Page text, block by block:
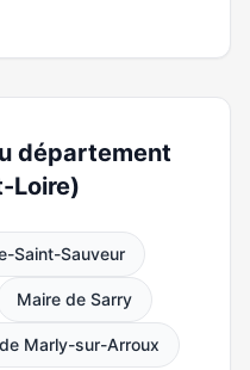
département
Loire)
Saint-Sauveur
Maire de Sarry
Marly-sur-Arroux